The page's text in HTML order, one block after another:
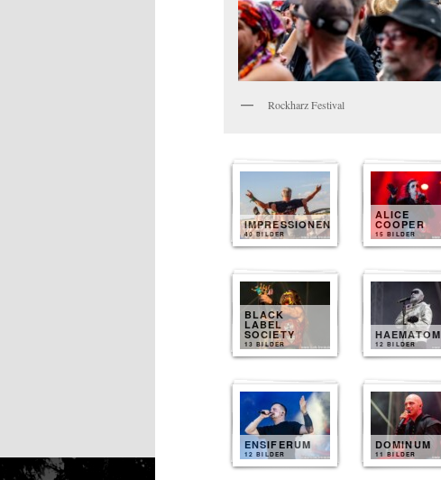
Rockharz Festival
IMPRESSIONEN
40 BILDER
ALICE
COOPER
15 BILDER
BLACK
LABEL
SOCIETY
13 BILDER
HAEMATOM
12 BILDER
ENSIFERUM
12 BILDER
DOMINUM
11 BILDER